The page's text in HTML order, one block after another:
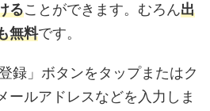
ることができます。むろん出
無料です。
録」ボタンをタップまたはク
ールアドレスなどを入力しま